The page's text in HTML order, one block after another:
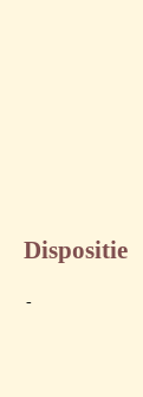
Dispositie
-